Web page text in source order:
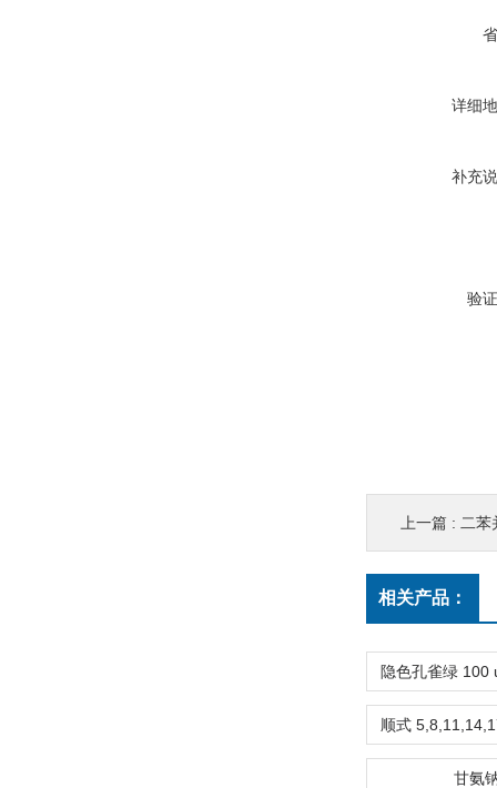
详细
补充
验
上一篇 : 二苯
相关产品：
甘氨